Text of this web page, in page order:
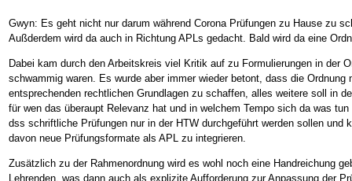
Gwyn: Es geht nicht nur darum während Corona Prüfungen zu Hause zu
Außderdem wird da auch in Richtung APLs gedacht. Bald wird da eine
Dabei kam durch den Arbeitskreis viel Kritik auf zu Formulierungen in der
schwammig waren. Es wurde aber immer wieder betont, dass die Ordnung
entsprechenden rechtlichen Grundlagen zu schaffen, alles weitere soll in
für wen das überaupt Relevanz hat und in welchem Tempo sich da was
dss schriftliche Prüfungen nur in der HTW durchgeführt werden sollen und
davon neue Prüfungsformate als APL zu integrieren.
Zusätzlich zu der Rahmenordnung wird es wohl noch eine Handreichung
Lehrenden, was dann auch als explizite Aufforderung zur Anpassung der